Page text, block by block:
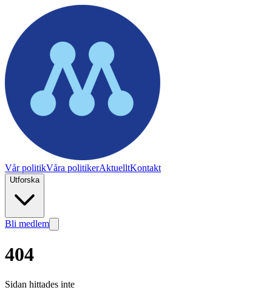
Vår politikVåra politikerAktuelltKontakt
Utforska
Bli medlem
404
Sidan hittades inte